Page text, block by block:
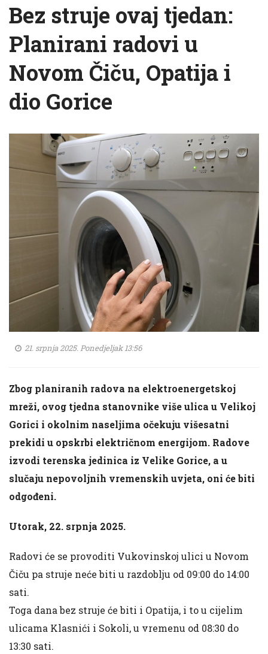
Bez struje ovaj tjedan:
Planirani radovi u
Novom Čiču, Opatija i
dio Gorice
21. srpnja 2025. Ponedjeljak 13:56
Zbog planiranih radova na elektroenergetskoj
mreži, ovog tjedna stanovnike više ulica u Velikoj
Gorici i okolnim naseljima očekuju višesatni
prekidi u opskrbi električnom energijom. Radove
izvodi terenska jedinica iz Velike Gorice, a u
slučaju nepovoljnih vremenskih uvjeta, oni će biti
odgođeni.
Utorak, 22. srpnja 2025.
Radovi će se provoditi Vukovinskoj ulici u Novom
Čiču pa struje neće biti u razdoblju od 09:00 do 14:00
sati.
Toga dana bez struje će biti i Opatija, i to u cijelim
ulicama Klasnići i Sokoli, u vremenu od 08:30 do
13:30 sati.